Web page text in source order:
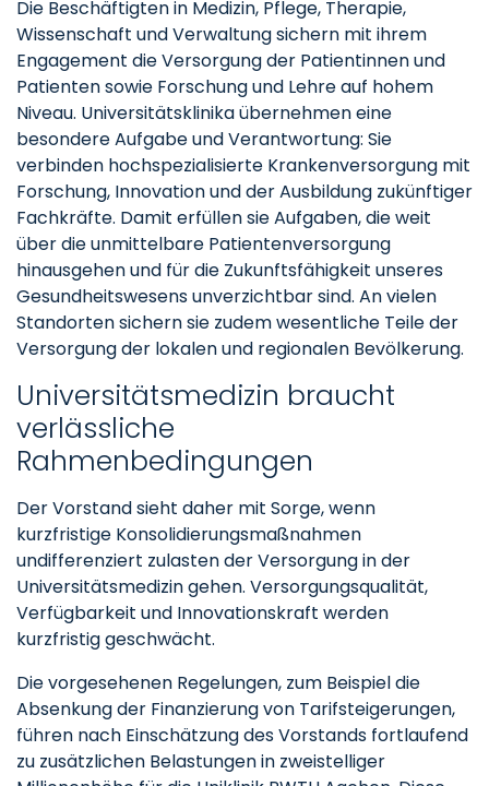
Die Beschäftigten in Medizin, Pflege, Therapie,
Wissenschaft und Verwaltung sichern mit ihrem
Engagement die Versorgung der Patientinnen und
Patienten sowie Forschung und Lehre auf hohem
Niveau. Universitätsklinika übernehmen eine
besondere Aufgabe und Verantwortung: Sie
verbinden hochspezialisierte Krankenversorgung mit
Forschung, Innovation und der Ausbildung zukünftiger
Fachkräfte. Damit erfüllen sie Aufgaben, die weit
über die unmittelbare Patientenversorgung
hinausgehen und für die Zukunftsfähigkeit unseres
Gesundheitswesens unverzichtbar sind. An vielen
Standorten sichern sie zudem wesentliche Teile der
Versorgung der lokalen und regionalen Bevölkerung.
Universitätsmedizin braucht
verlässliche
Rahmenbedingungen
Der Vorstand sieht daher mit Sorge, wenn
kurzfristige Konsolidierungsmaßnahmen
undifferenziert zulasten der Versorgung in der
Universitätsmedizin gehen. Versorgungsqualität,
Verfügbarkeit und Innovationskraft werden
kurzfristig geschwächt.
Die vorgesehenen Regelungen, zum Beispiel die
Absenkung der Finanzierung von Tarifsteigerungen,
führen nach Einschätzung des Vorstands fortlaufend
zu zusätzlichen Belastungen in zweistelliger